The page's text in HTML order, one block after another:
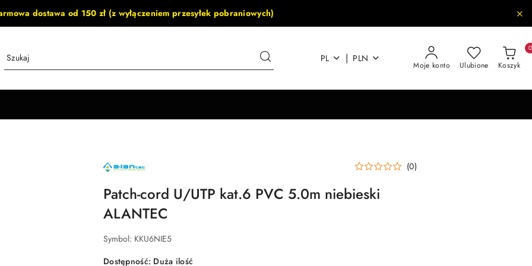
dostawa od 150 zł (z wyłączeniem przesyłek pobraniowych)
PL | PLN
Moje konto Ulubione Koszyk
0
NAZWA
PRODUCENTA: (0)
Patch-cord U/UTP kat.6 PVC 5.0m niebieski
ALANTEC
Symbol: KKU6NIE5
Dostępność: Duża ilość